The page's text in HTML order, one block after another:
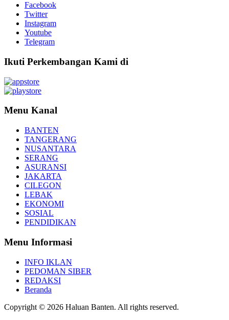
Facebook
Twitter
Instagram
Youtube
Telegram
Ikuti Perkembangan Kami di
Menu Kanal
BANTEN
TANGERANG
NUSANTARA
SERANG
ASURANSI
JAKARTA
CILEGON
LEBAK
EKONOMI
SOSIAL
PENDIDIKAN
Menu Informasi
INFO IKLAN
PEDOMAN SIBER
REDAKSI
Beranda
Copyright © 2026 Haluan Banten. All rights reserved.